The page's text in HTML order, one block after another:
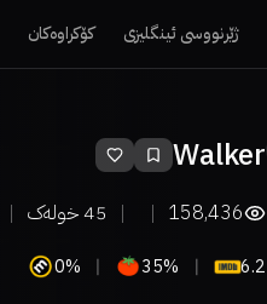
ژێرنووسی ئینگلیزی کۆکراوەکان
Walker
158,436
45خولەک
6.2
35%
0%